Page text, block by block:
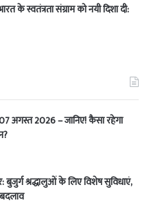
के स्वतंत्रता संग्राम को नयी दिशा दी:
अगस्त 2026 – जानिए! कैसा रहेगा
बुजुर्ग श्रद्धालुओं के लिए विशेष सुविधाएं,